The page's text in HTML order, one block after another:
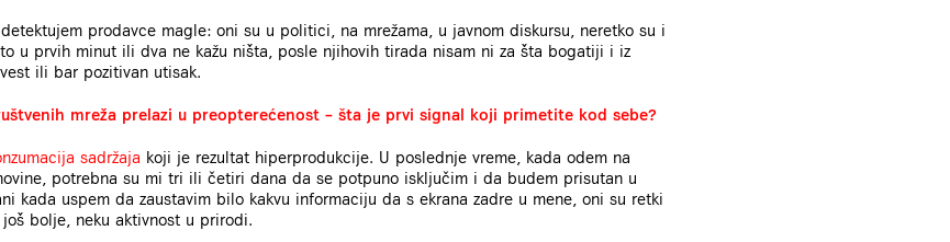
prodavce magle: oni su u politici, na mrežama, u javnom diskursu, neretko su i
u prvih minut ili dva ne kažu ništa, posle njihovih tirada nisam ni za šta bogatiji i iz
ili bar pozitivan utisak.
mreža prelazi u preopterećenost – šta je prvi signal koji primetite kod sebe?
sadržaja koji je rezultat hiperprodukcije. U poslednje vreme, kada odem na
potrebna su mi tri ili četiri dana da se potpuno isključim i da budem prisutan u
kada uspem da zaustavim bilo kakvu informaciju da s ekrana zadre u mene, oni su retki
bolje, neku aktivnost u prirodi.